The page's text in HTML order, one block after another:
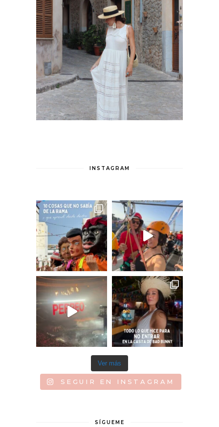
INSTAGRAM
Ver más
SEGUIR EN INSTAGRAM
SÍGUEME